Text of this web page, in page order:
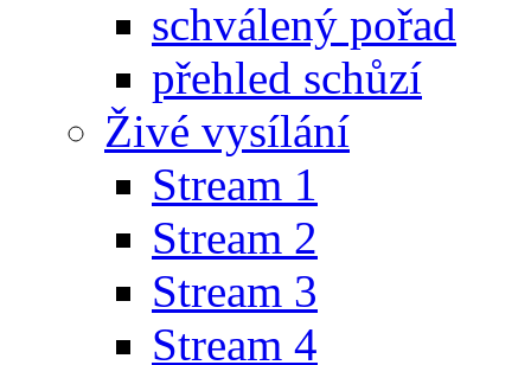
schválený pořad
přehled schůzí
Živé vysílání
Stream 1
Stream 2
Stream 3
Stream 4